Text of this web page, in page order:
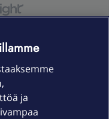
ja